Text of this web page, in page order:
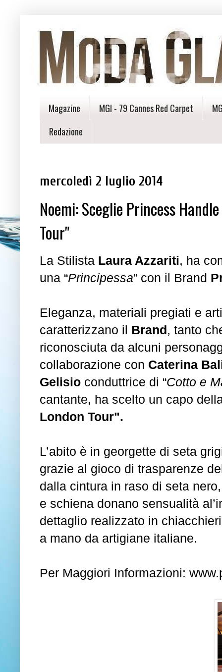
Magazine MGI - 79 Cannes Red Carpet
Redazione
mercoledì 2 luglio 2014
Noemi: Sceglie Princess
Tour"
La Stilista Laura Azzariti, ha
una “Principessa” con il Brand
Eleganza, materiali pregiati e
caratterizzano il Brand, tanto
riconosciuta da alcuni
collaborazione con Caterina
Gelisio conduttrice di “Cotto e
cantante, ha scelto un capo
London Tour".
L’abito è in georgette di seta
grazie al gioco di trasparenze
dalla cintura in raso di seta
e schiena donano sensualità
dettaglio realizzato in
a mano da artigiane italiane.
Per Maggiori Informazioni: